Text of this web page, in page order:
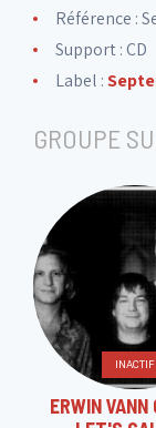
10. No tango
Référence :
Support : CD
Label :
GROUPE
INACTIF
ERWIN VANN